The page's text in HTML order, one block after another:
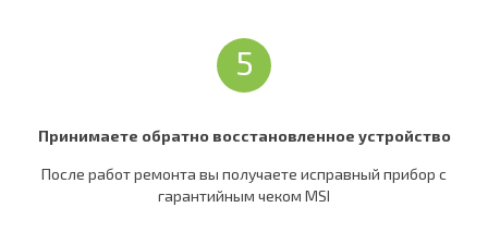
5
Принимаете обратно восстановленное устройство
После работ ремонта вы получаете исправный прибор c
гарантийным чеком MSI